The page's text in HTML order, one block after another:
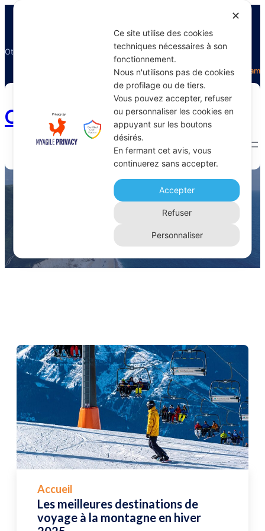
Otectours, le spécialiste du voyage
FacebookTwitterInstagram
Otectours.com
St. Anton
Home
Accueil
Les meilleures destinations de
voyage à la montagne en hiver
✕
Ce site utilise des cookies
techniques nécessaires à son
fonctionnement.
Nous n'utilisons pas de cookies
de profilage ou de tiers.
Vous pouvez accepter, refuser
ou personnaliser les cookies en
appuyant sur les boutons
désirés.
En fermant cet avis, vous
continuerez sans accepter.
Accepter
Refuser
Personnaliser